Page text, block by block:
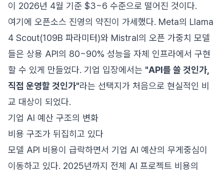
이 2026년 4월 기준 $3~6 수준으로 떨어진 것이다.
여기에 오픈소스 진영의 약진이 가세했다. Meta의 Llama
4 Scout(109B 파라미터)와 Mistral의 오픈 가중치 모델
들은 상용 API의 80~90% 성능을 자체 인프라에서 구현
할 수 있게 만들었다. 기업 입장에서는 "API를 쓸 것인가,
직접 운영할 것인가"라는 선택지가 처음으로 현실적인 비
교 대상이 되었다.
기업 AI 예산 구조의 변화
비용 구조가 뒤집히고 있다
모델 API 비용이 급락하면서 기업 AI 예산의 무게중심이
이동하고 있다. 2025년까지 전체 AI 프로젝트 비용의